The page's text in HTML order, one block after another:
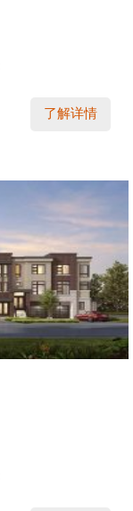
了解详情